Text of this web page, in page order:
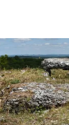
CHEMIN
DE
COMPOSTELLE